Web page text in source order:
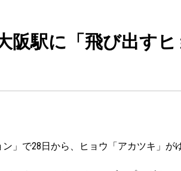
駅に「飛び出すヒ
」で28日から、ヒョウ「アカツキ」が